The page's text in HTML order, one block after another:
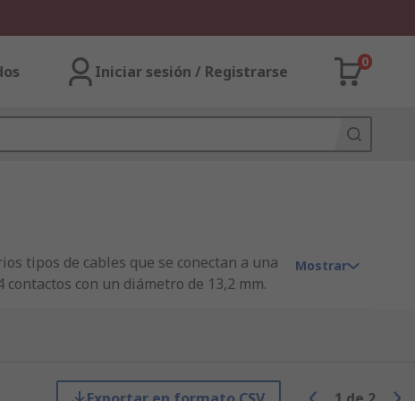
Iniciar sesión / Registrarse
0
tipos de cables que se conectan a una
con un diámetro de 13,2 mm.
específicamente para permitir
el conector DIN se conecta a una
Mostrar